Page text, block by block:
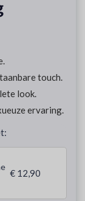
touch.
look.
ervaring.
€ 12,90